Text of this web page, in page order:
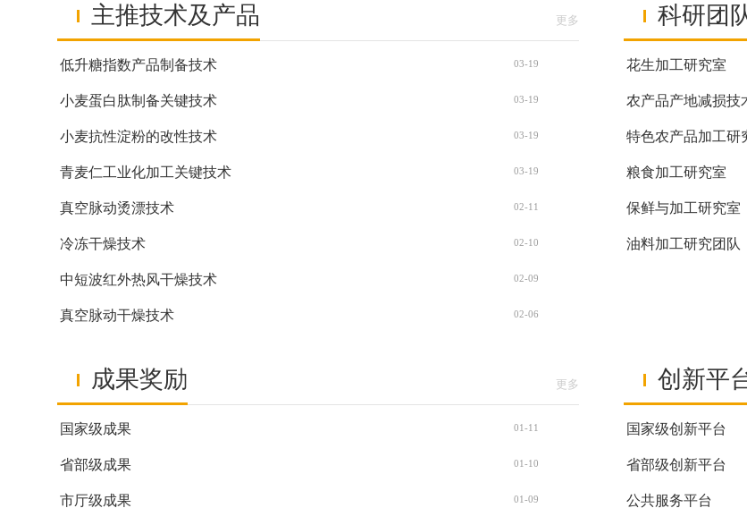
主推技术及产品 更多
低升糖指数产品制备技术 03-19
小麦蛋白肽制备关键技术 03-19
小麦抗性淀粉的改性技术 03-19
青麦仁工业化加工关键技术 03-19
真空脉动烫漂技术 02-11
冷冻干燥技术 02-10
中短波红外热风干燥技术 02-09
真空脉动干燥技术 02-06
科研团
花生加工研究室
农产品产地减损技
特色农产品加工研
粮食加工研究室
保鲜与加工研究室
油料加工研究团队
成果奖励 更多
国家级成果 01-11
省部级成果 01-10
市厅级成果 01-09
创新平
国家级创新平台
省部级创新平台
公共服务平台